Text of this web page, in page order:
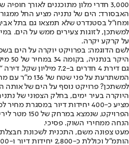
3,000 חדרי מלון מתוכננים לאורך
האבסורד: הים של נתניה מציע החל
ומחו"ל בסטנדרט שלא תמצאו גם בתל
למשתכן, לזוגות צעירים ממש על הים.
על קרקע יקרה.
לשם הדוגמה: בפרויקט יוקרה על הים
היקר
למשתכן? פרויקט נוסף על הים של
היוקרה בעיר ימים, בחלק הצפוני של נתניה
מציע כ-400 יחידות דיור במסגרת
הנחה ממחירי השוק. פסיכי.
מעט צפונה משם, התכנית לשכונת חבצלת